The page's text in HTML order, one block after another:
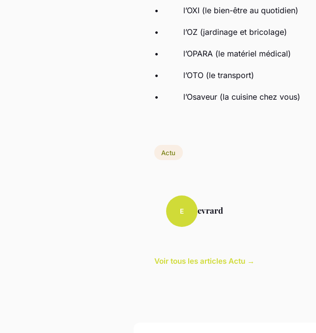
• l’OXI (le bien-être au quotidien)
• l’OZ (jardinage et bricolage)
• l’OPARA (le matériel médical)
• l’OTO (le transport)
• l’Osaveur (la cuisine chez vous)
Actu
E evrard
Voir tous les articles Actu →